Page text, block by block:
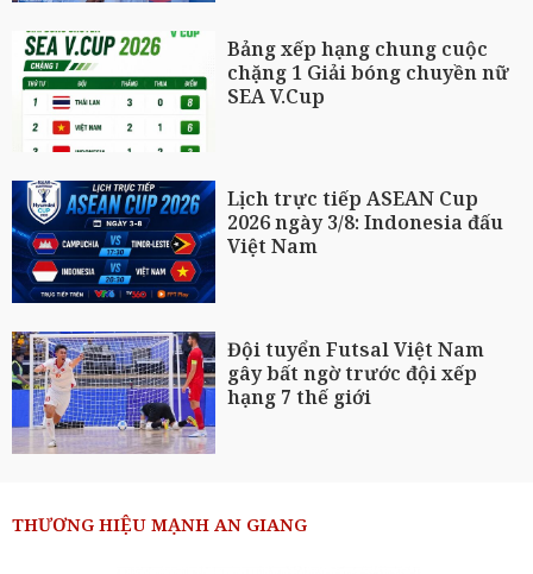
Bảng xếp hạng chung cuộc
chặng 1 Giải bóng chuyền nữ
SEA V.Cup
Lịch trực tiếp ASEAN Cup
2026 ngày 3/8: Indonesia đấu
Việt Nam
Đội tuyển Futsal Việt Nam
gây bất ngờ trước đội xếp
hạng 7 thế giới
THƯƠNG HIỆU MẠNH AN GIANG